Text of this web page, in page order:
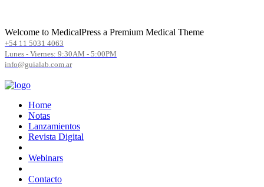
Welcome to MedicalPress a Premium Medical Theme
+54 11 5031 4063
Lunes - Viernes: 9:30AM - 5:00PM
info@guialab.com.ar
Home
Notas
Lanzamientos
Revista Digital
Webinars
Contacto